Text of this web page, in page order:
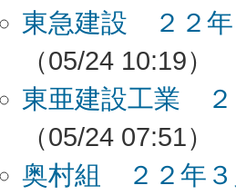
東急建設 ２２
（05/24 10:19）
東亜建設工業
（05/24 07:51）
奥村組 ２２年